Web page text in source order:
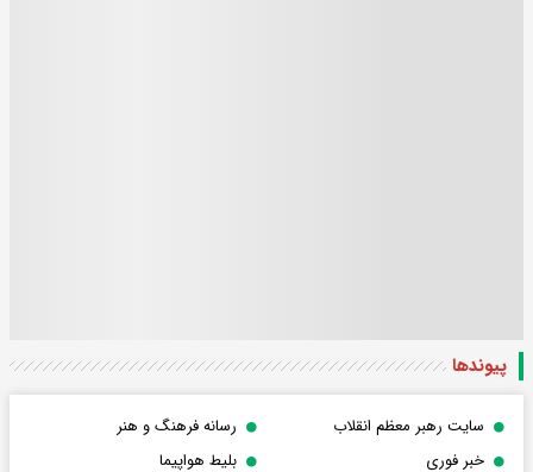
پیوندها
سایت رهبر معظم انقلاب
رسانه فرهنگ و هنر
خبر فوری
بلیط هواپیما